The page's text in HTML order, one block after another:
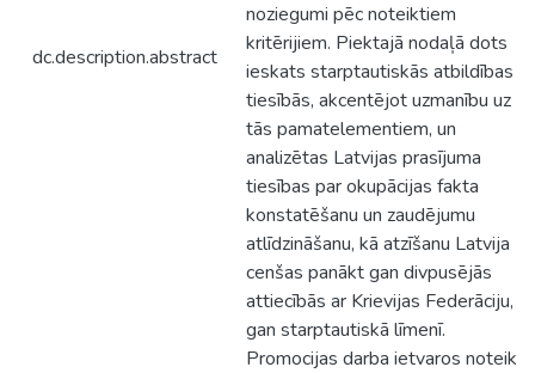
dc.description.abstract
noziegumi pēc noteiktiem
kritērijiem. Piektajā nodaļā dots
ieskats starptautiskās atbildības
tiesībās, akcentējot uzmanību uz
tās pamatelementiem, un
analizētas Latvijas prasījuma
tiesības par okupācijas fakta
konstatēšanu un zaudējumu
atlīdzināšanu, kā atzīšanu Latvija
cenšas panākt gan divpusējās
attiecībās ar Krievijas Federāciju,
gan starptautiskā līmenī.
Promocijas darba ietvaros noteikti